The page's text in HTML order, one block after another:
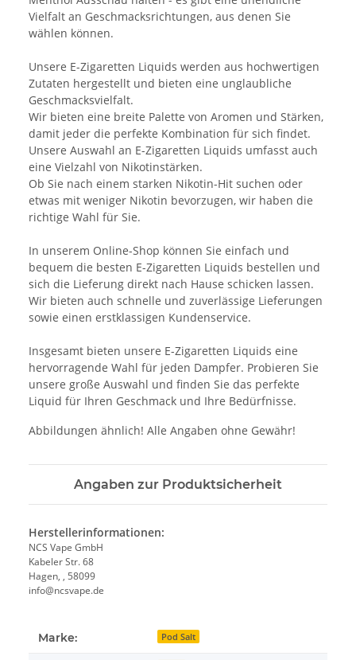
Vielfalt an Geschmacksrichtungen, aus denen Sie
wählen können.
Unsere E-Zigaretten Liquids werden aus hochwertigen
Zutaten hergestellt und bieten eine unglaubliche
Geschmacksvielfalt.
Wir bieten eine breite Palette von Aromen und Stärken,
damit jeder die perfekte Kombination für sich findet.
Unsere Auswahl an E-Zigaretten Liquids umfasst auch
eine Vielzahl von Nikotinstärken.
Ob Sie nach einem starken Nikotin-Hit suchen oder
etwas mit weniger Nikotin bevorzugen, wir haben die
richtige Wahl für Sie.
In unserem Online-Shop können Sie einfach und
bequem die besten E-Zigaretten Liquids bestellen und
sich die Lieferung direkt nach Hause schicken lassen.
Wir bieten auch schnelle und zuverlässige Lieferungen
sowie einen erstklassigen Kundenservice.
Insgesamt bieten unsere E-Zigaretten Liquids eine
hervorragende Wahl für jeden Dampfer. Probieren Sie
unsere große Auswahl und finden Sie das perfekte
Liquid für Ihren Geschmack und Ihre Bedürfnisse.
Abbildungen ähnlich! Alle Angaben ohne Gewähr!
Angaben zur Produktsicherheit
Herstellerinformationen:
NCS Vape GmbH
Kabeler Str. 68
Hagen, , 58099
info@ncsvape.de
Marke: Pod Salt